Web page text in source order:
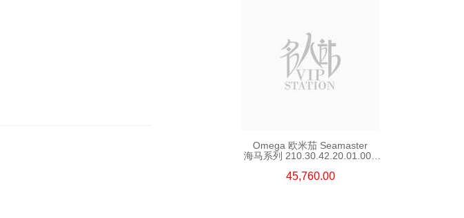
Omega 欧米茄 Seamaster
海马系列 210.30.42.20.01.002
45,760.00